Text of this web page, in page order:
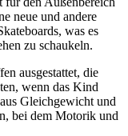
neue und andere
was es
zu schaukeln.
ausgestattet, die
wenn das Kind
Gleichgewicht und
bei dem Motorik und